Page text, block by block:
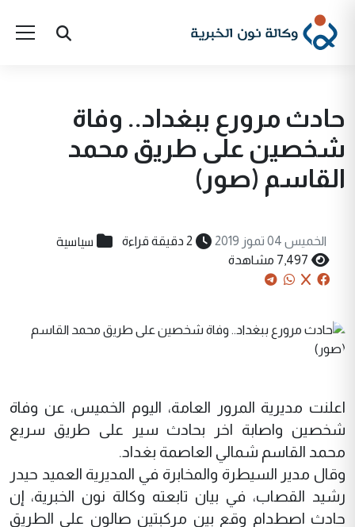
حادث مرورع ببغداد.. وفاة
شخصين على طريق محمد
القاسم (صور)
الخميس 04 تموز 2019 2 دقيقة قراءة سياسية
7,497 مشاهدة
اعلنت مديرية المرور العامة، اليوم الخميس، عن وفاة
شخصين واصابة اخر بحادث سير على طريق سريع
محمد القاسم شمالي العاصمة بغداد.
وقال مدير السيطرة والمخابرة في المديرية العميد حيدر
رشيد القصاب، في بيان تابعته وكالة نون الخبرية، إن
حادث اصطدام وقع بين مركبتين صالون على الطريق